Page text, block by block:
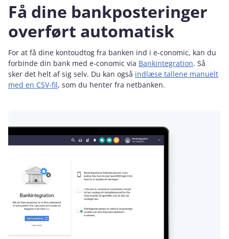
Få dine bankposteringer
overført automatisk
For at få dine kontoudtog fra banken ind i e‑conomic, kan du
forbinde din bank med e‑conomic via Bankintegration. Så
sker det helt af sig selv. Du kan også indlæse tallene manuelt
med en CSV-fil, som du henter fra netbanken.